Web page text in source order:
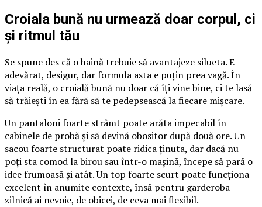
Croiala bună nu urmează doar corpul, ci
și ritmul tău
Se spune des că o haină trebuie să avantajeze silueta. E
adevărat, desigur, dar formula asta e puțin prea vagă. În
viața reală, o croială bună nu doar că îți vine bine, ci te lasă
să trăiești în ea fără să te pedepsească la fiecare mișcare.
Un pantaloni foarte strâmt poate arăta impecabil în
cabinele de probă și să devină obositor după două ore. Un
sacou foarte structurat poate ridica ținuta, dar dacă nu
poți sta comod la birou sau într-o mașină, începe să pară o
idee frumoasă și atât. Un top foarte scurt poate funcționa
excelent în anumite contexte, însă pentru garderoba
zilnică ai nevoie, de obicei, de ceva mai flexibil.